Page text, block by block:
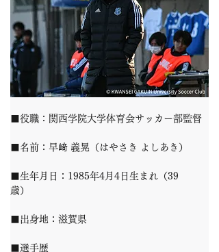
■役職：関西学院大学体育会サッカー部監督
■名前：早﨑 義晃（はやさき よしあき）
■生年月日：1985年4月4日生まれ（39
歳）
■出身地：滋賀県
■選手歴